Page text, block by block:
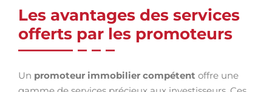
Les avantages des services
offerts par les promoteurs
Un promoteur immobilier compétent offre une